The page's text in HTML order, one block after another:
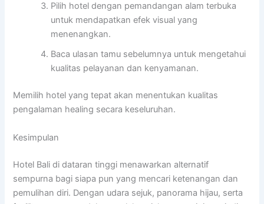
Pilih hotel dengan pemandangan alam terbuka
untuk mendapatkan efek visual yang
menenangkan.
Baca ulasan tamu sebelumnya untuk mengetahui
kualitas pelayanan dan kenyamanan.
Memilih hotel yang tepat akan menentukan kualitas
pengalaman healing secara keseluruhan.
Kesimpulan
Hotel Bali di dataran tinggi menawarkan alternatif
sempurna bagi siapa pun yang mencari ketenangan dan
pemulihan diri. Dengan udara sejuk, panorama hijau, serta